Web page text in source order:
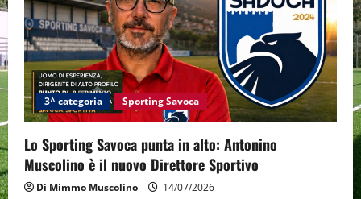
g
a
t
i
o
n
3^ categoria Sporting Savoca
Lo Sporting Savoca punta in alto: Antonino
Muscolino è il nuovo Direttore Sportivo
Di Mimmo Muscolino 14/07/2026